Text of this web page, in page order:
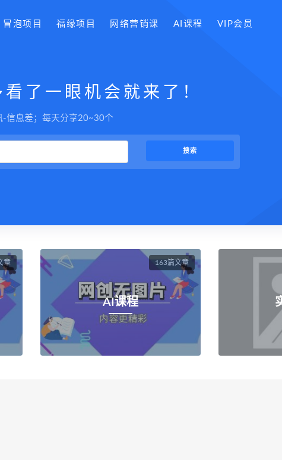
冒泡项目 福缘项目 网络营销课 AI课程 VIP会员
了一眼机会就来了！
-信息差；每天分享20~30个
章
AI课程
163篇文章